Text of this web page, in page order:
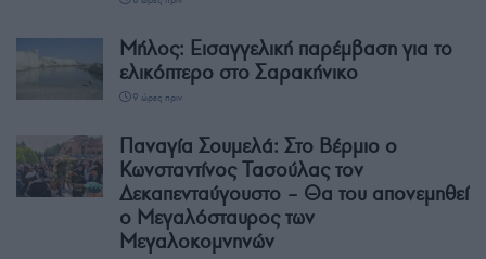
Μήλος: Εισαγγελική παρέμβαση για το
ελικόπτερο στο Σαρακήνικο
9 ώρες πριν
Παναγία Σουμελά: Στο Βέρμιο ο
Κωνσταντίνος Τασούλας τον
Δεκαπενταύγουστο – Θα του απονεμηθεί
ο Μεγαλόσταυρος των
Μεγαλοκομνηνών